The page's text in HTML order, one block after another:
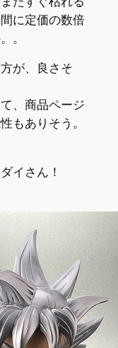
に定価の数倍
。
が、良さそ
、商品ページ
もありそう。
イさん！